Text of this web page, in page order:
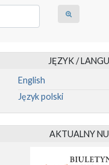
JĘZYK /
English
Język polski
AKTUALNY